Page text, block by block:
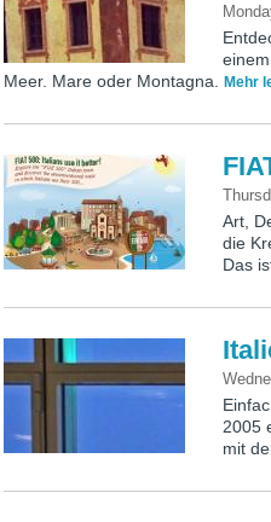
Meer. Mare oder Montagna.
Mehr
Art,
die
Das
2005
mit